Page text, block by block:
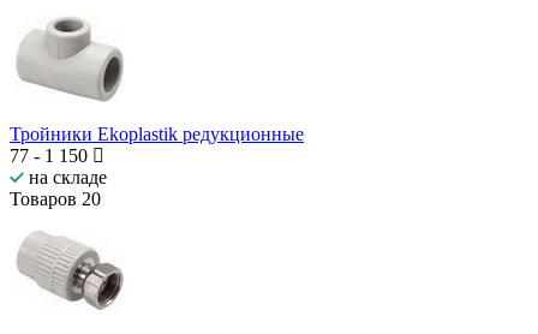
Тройники Ekoplastik редукционные
77 - 1 150
на складе
Товаров 20